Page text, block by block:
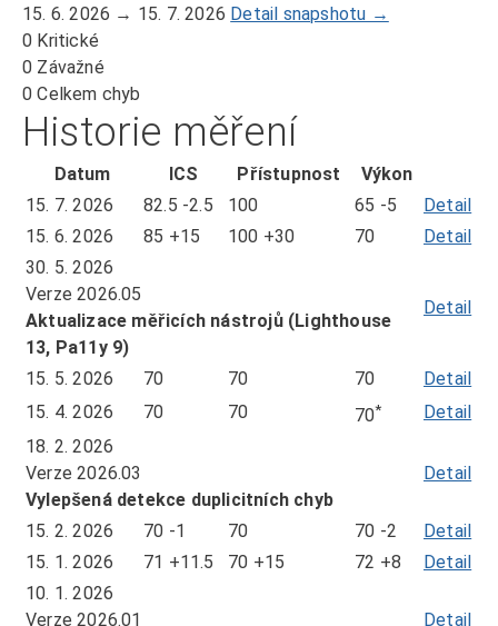
15. 6. 2026 → 15. 7. 2026 Detail snapshotu →
0 Kritické
0 Závažné
0Celkem chyb
Historie měření
Datum ICS Přístupnost
Výkon
15. 7. 2026
82.5 -2.5 100 65 -5 Detail
7.
15. 6. 2026 85 +15 100 +30 70 Detail
15.
30. 5. 2026
Verze 2026.05
Aktualizace měřicích nástrojů (Lighthouse
13, Pa11y 9)
Detail
15. 5. 2026 70 70 70 Detail
5.
15. 4. 2026 70 70 70*
value,
this
period
Detail
18. 2. 2026
Verze 2026.03
Vylepšená detekce duplicitních chyb
Detail
15. 2. 2026 70 -1 70 70 -2 Detail
15. 1. 2026 71 +11.5 70 +15 72 +8 Detail
10. 1. 2026
Verze 2026.01
Detail